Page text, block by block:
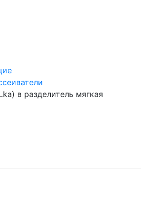
в разделитель мягкая